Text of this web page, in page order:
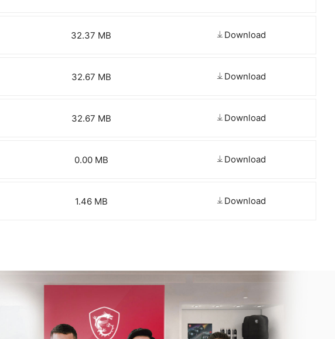
32.37 MB Download
32.67 MB Download
32.67 MB Download
0.00 MB Download
1.46 MB Download